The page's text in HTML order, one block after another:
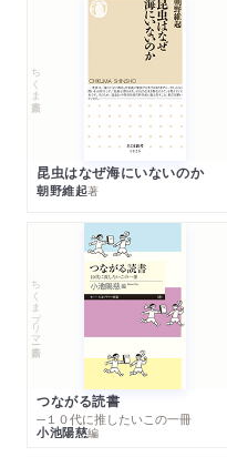
ちくま新書
昆虫はなぜ海にいないのか
朝野維起著
ちくまプリマー新書
つながる読書
─１０代に推したいこの一冊
小池陽慈編